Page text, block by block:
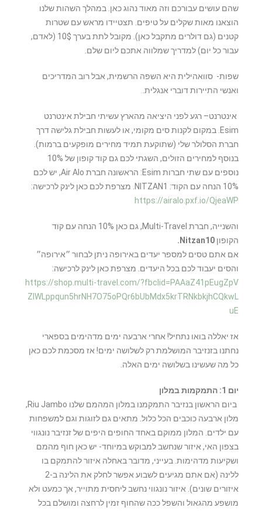
שהם עושים עבורכם וזה מאוד נהוג כאן. במהלך השהות שלנו
הוצאנו מאות שקלים על טיפים. תצטיידו מראש עם שטרות
קטנים (גם דולרים מתקבל כאן). מקובל לתת בערך 10$ (לאדם,
עבור כל יום) למדריך שמלווה אתכם ליום שלם.
שפות- סוואהילית היא השפה הרשמית, אבל רוב המדריכים
ואנשי התיירות דוברי אנגלית.
אינטרנט– רגע לפני היציאה מהארץ עשיתי חבילת אינטרנט
Esim. במקום לקנות סים מקומי, או לעשות חבילת גלישה דרך
חברת הסלולר שלי (שתוקעת תמיד מחירים מופקעים ברמות).
בנוסף למחירים הזולים, השגתי לכם גם קוד קופון של 10%
נוספים עם שתי חברות Esim: הראשונה חברת Air Alo, יש לכם
10% הנחה עם הקוד: NITZAN1. מצרפת לכם כאן לינק לרכישה:
https://airalo.pxf.io/QjeaWP
והשנייה, חברת Multi-Travel, גם כאן 10% הנחה עם קוד
הקופון Nitzan10.
אם אתם טסים למספר יעדים באירופה ניתן לבחור ״אירופה״
והסים יעבוד לכם בכל היעדים. מצרפת כאן לינק לרכישה:
https://shop.multi-travel.com/?fbclid=PAAaZ41pEugZpV
ZIWLppqun5hrNH7O75oPQr6bUbMdx5krTRNkbkjhCQkwL
uE
אז יאללה בואו נתחיל! אחרי ארבעה ימים מדהימים בספארי
נחתנו בזנזיבר המושלמת רק לשלושה ימים! אז מסכמת לכם כאן
כל מה שעשינו בשלושה ימים האלה.
יום 1: התמקמות במלון
ביום הראשון בנזיבר התמקמנו במלון המהמם שלנו Riu Jambo,
מלון ארבעה כוכבים הכל כלול. מתאים גם לזוגות וגם למשפחות
עם ילדים. המלון ממוקם באחד החופים היפים של זנזיבר נונגווי
בצפון האי, איזור שנחשב למבוקש במיוחד- יש כאן חוף מהמם
ושקיעות מדהימות. בעייני, מדובר באחלה איזור להתמקם בו
ללינה (אם אתם מגיעים לשבוע אפשר לחלק את הלינה ב-2
איזורים שונים). איזור נונגווי נחשב ליחסית מתוייר, אך כמעט ולא
מושפע מהגאול והשפל ככה שהחוף זמין לרחצה ומושלם בכל